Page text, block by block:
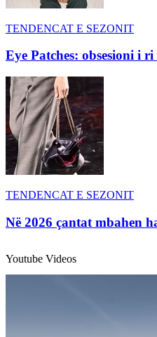
TENDENCAT E SEZONIT
Eye Patches: obsesioni i
TENDENCAT E SEZONIT
Në 2026 çantat mbahen
Youtube Videos